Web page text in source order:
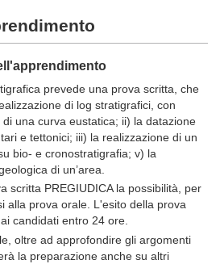
prevede una prova scritta, che
di log stratigrafici, con
una curva eustatica; ii) la datazione
e tettonici; iii) la realizzazione di un
bio- e cronostratigrafia; v) la
di un’area.
scritta PREGIUDICA la possibilità, per
alla prova orale. L'esito della prova
candidati entro 24 ore.
oltre ad approfondire gli argomenti
la preparazione anche su altri